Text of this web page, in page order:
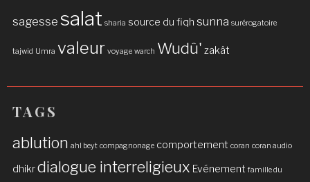
sagesse salat sharia source du fiqh sunna surérogatoire
tajwid Umra valeur voyage warch Wudû' zakât
TAGS
ablution ahl beyt compagnonage comportement coran coran audio
dhikrdialogue interreligieux Evénement famille du